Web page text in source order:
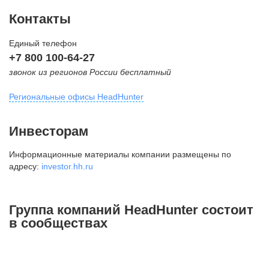
Контакты
Единый телефон
+7 800 100-64-27
звонок из регионов России бесплатный
Региональные офисы HeadHunter
внутригородская территория
Муниципальный округ Тверской,
2-я Брестская ул., д. 48,
+7 495 980-64-27
Инвесторам
Информационные материалы компании размещены по
адресу: investor.hh.ru
Группа компаний HeadHunter состоит
в сообществах